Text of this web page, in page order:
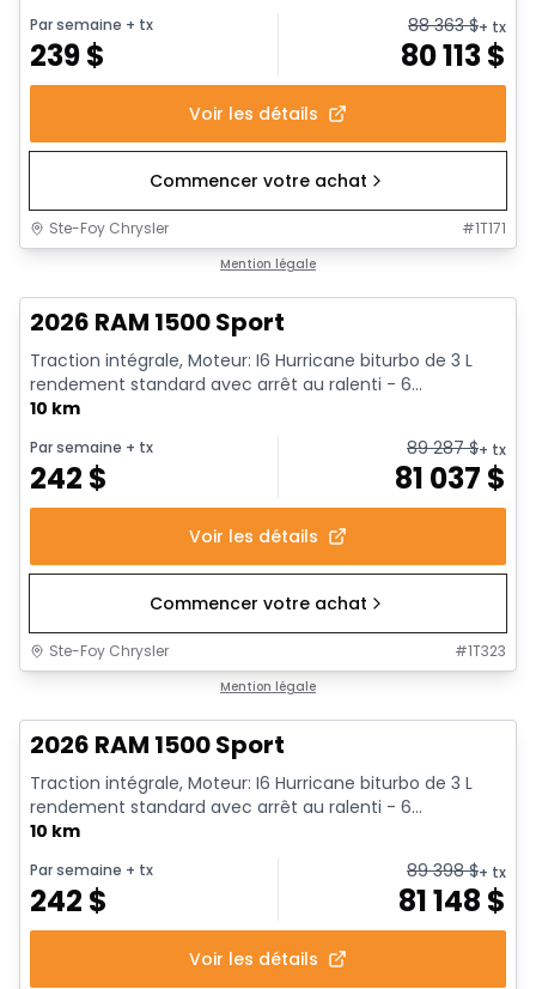
Par semaine + tx
239$
88 363$+ tx
80 113$
Voir les détails
Commencer votre achat
Ste-Foy Chrysler #1T171
Mention légale
2026 RAM 1500 Sport
Traction intégrale, Moteur: I6 Hurricane biturbo de 3 L
rendement standard avec arrêt au ralenti - 6...
10 km
Par semaine + tx
242 $
89 287$+ tx
81 037 $
Voir les détails
Commencer votre achat
Ste-Foy Chrysler #1T323
Mention légale
2026 RAM 1500 Sport
Traction intégrale, Moteur: I6 Hurricane biturbo de 3 L
rendement standard avec arrêt au ralenti - 6...
10 km
Par semaine + tx
242 $
89 398$+ tx
81 148 $
Voir les détails